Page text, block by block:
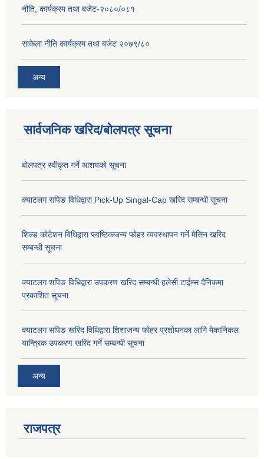
नीति, कार्यक्रम तथा बजेट-२०८०/०८१
साकेला नीति कार्यक्रम तथा बजेट २०७९/८०
अन्य
सार्वजनिक खरिद/बोलपत्र सूचना
बोलपत्र स्वीकृत गर्ने आशयको सूचना
क्याटलग सपिङ विधिद्वारा Pick-Up Singal-Cap खरिद सम्बन्धी सूचना
शिल्ड कोटेशन विधिद्वारा प्लाष्टिकजन्य फोहर व्यवस्थापन गर्ने मेसिन खरिद
सम्बन्धी सूचना
क्याटलग शपिङ विधिद्वारा उपकरण खरिद सम्बन्धी हलेसी टाईम्स दैनिकमा
प्रकाशित सूचना
क्याटलग सपिङ खरिद विधिद्वारा शिशाजन्य फोहर प्रशोधनका लागि मेकानिकल
यान्त्रिक उपकरण खरिद गर्ने सम्बन्धी सूचना
अन्य
राजपत्र